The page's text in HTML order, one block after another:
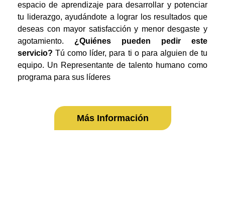
espacio de aprendizaje para desarrollar y potenciar
tu liderazgo, ayudándote a lograr los resultados que
deseas con mayor satisfacción y menor desgaste y
agotamiento. ¿Quiénes pueden pedir este
servicio? Tú como líder, para ti o para alguien de tu
equipo. Un Representante de talento humano como
programa para sus líderes
Más Información